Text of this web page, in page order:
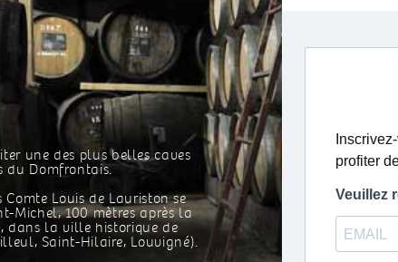
une des plus belles caves
du Domfrontais.
Comte Louis de Lauriston se
Michel, 100 mètres après la
dans la ville historique de
Saint-Hilaire, Louvigné).
Visites
Du lundi
et